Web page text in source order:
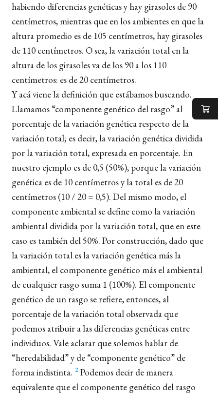
habiendo diferencias genéticas y hay girasoles de 90
centímetros, mientras que en los ambientes en que la
altura promedio es de 105 centímetros, hay girasoles
de 110 centímetros. O sea, la variación total en la
altura de los girasoles va de los 90 a los 110
centímetros: es de 20 centímetros.
Y acá viene la definición que estábamos buscando.
Llamamos “componente genético del rasgo” al
porcentaje de la variación genética respecto de la
variación total; es decir, la variación genética dividida
por la variación total, expresada en porcentaje. En
nuestro ejemplo es de 0,5 (50%), porque la variación
genética es de 10 centímetros y la total es de 20
centímetros (10 / 20 = 0,5). Del mismo modo, el
componente ambiental se define como la variación
ambiental dividida por la variación total, que en este
caso es también del 50%. Por construcción, dado que
la variación total es la variación genética más la
ambiental, el componente genético más el ambiental
de cualquier rasgo suma 1 (100%). El componente
genético de un rasgo se refiere, entonces, al
porcentaje de la variación total observada que
podemos atribuir a las diferencias genéticas entre
individuos. Vale aclarar que solemos hablar de
“heredabilidad” y de “componente genético” de
forma indistinta. 2 Podemos decir de manera
equivalente que el componente genético del rasgo